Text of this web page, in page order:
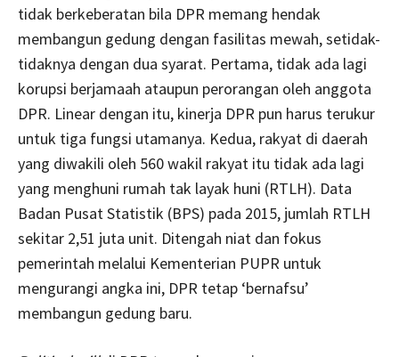
tidak berkeberatan bila DPR memang hendak
membangun gedung dengan fasilitas mewah, setidak-
tidaknya dengan dua syarat. Pertama, tidak ada lagi
korupsi berjamaah ataupun perorangan oleh anggota
DPR. Linear dengan itu, kinerja DPR pun harus terukur
untuk tiga fungsi utamanya. Kedua, rakyat di daerah
yang diwakili oleh 560 wakil rakyat itu tidak ada lagi
yang menghuni rumah tak layak huni (RTLH). Data
Badan Pusat Statistik (BPS) pada 2015, jumlah RTLH
sekitar 2,51 juta unit. Ditengah niat dan fokus
pemerintah melalui Kementerian PUPR untuk
mengurangi angka ini, DPR tetap ‘bernafsu’
membangun gedung baru.